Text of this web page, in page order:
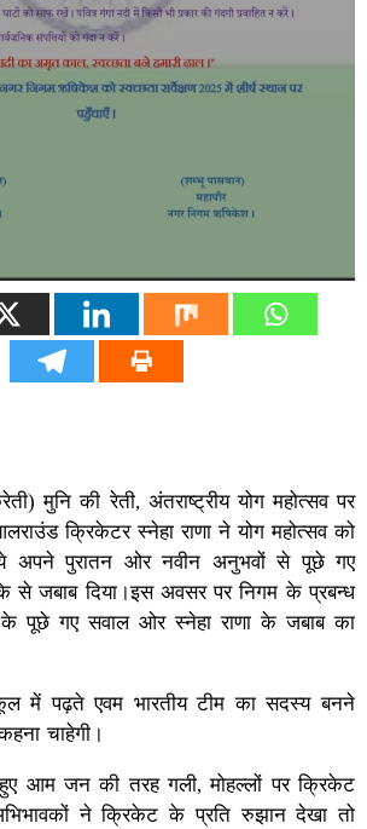
मुनि की रेती, अंतराष्ट्रीय योग महोत्सव पर
क्रिकेटर स्नेहा राणा ने योग महोत्सव को
अपने पुरातन ओर नवीन अनुभवों से पूछे गए
से जबाब दिया।इस अवसर पर निगम के प्रबन्ध
पूछे गए सवाल ओर स्नेहा राणा के जबाब का
में पढ़ते एवम भारतीय टीम का सदस्य बनने
चाहेगी।
आम जन की तरह गली, मोहल्लों पर क्रिकेट
ने क्रिकेट के प्रति रुझान देखा तो